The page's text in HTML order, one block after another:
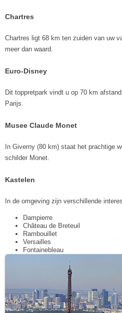
Chartres
Chartres ligt 68 km ten zuiden van uw
meer dan waard.
Euro-Disney
Dit toppretpark vindt u op 70 km
Parijs.
Musee Claude Monet
In Giverny (80 km) staat het prachtige
schilder Monet.
Kastelen
In de omgeving zijn verschillende
Dampierre
Château de Breteuil
Rambouillet
Versailles
Fontainebleau